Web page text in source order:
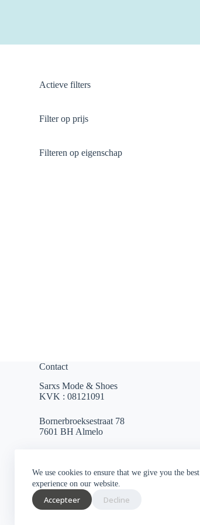
We use cookies to ensure that we give you the best
experience on our website.
Accepteer Decline
Actieve filters
Filter op prijs
Filteren op eigenschap
Contact
Sarxs Mode & Shoes
KVK : 08121091
Bornerbroeksestraat 78
7601 BH Almelo
0546 812 230
Socials